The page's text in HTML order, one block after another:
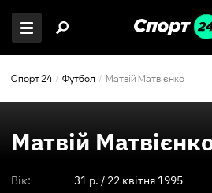
Спорт 24 Футбол Матвій Матвієнко
Матвій
Вік: 31 p. / 22 квітня 1995